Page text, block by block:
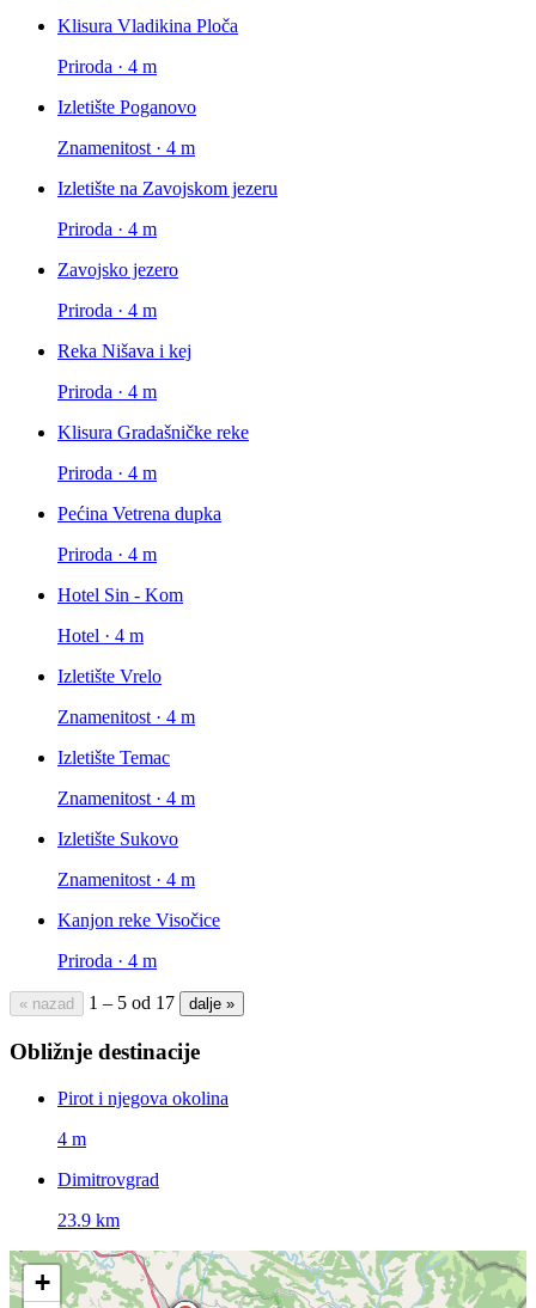
Klisura Vladikina Ploča
Priroda · 4 m
Izletište Poganovo
Znamenitost · 4 m
Izletište na Zavojskom jezeru
Priroda · 4 m
Zavojsko jezero
Priroda · 4 m
Reka Nišava i kej
Priroda · 4 m
Klisura Gradašničke reke
Priroda · 4 m
Pećina Vetrena dupka
Priroda · 4 m
Hotel Sin - Kom
Hotel · 4 m
Izletište Vrelo
Znamenitost · 4 m
Izletište Temac
Znamenitost · 4 m
Izletište Sukovo
Znamenitost · 4 m
Kanjon reke Visočice
Priroda · 4 m
« nazad 1 – 5 od 17 dalje »
Obližnje destinacije
Pirot i njegova okolina
4 m
Dimitrovgrad
23.9 km
+